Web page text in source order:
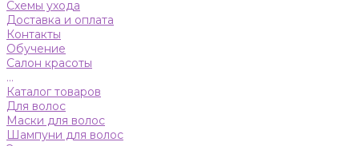
Схемы ухода
Доставка и оплата
Контакты
Обучение
Салон красоты
...
Каталог товаров
Для волос
Маски для волос
Шампуни для волос